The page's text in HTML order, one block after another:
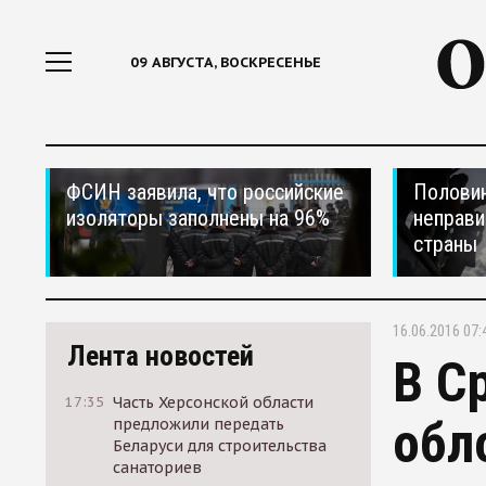
09 АВГУСТА, ВОСКРЕСЕНЬЕ
ФСИН заявила, что российские
изоляторы заполнены на 96%
страны
Лента новостей
17:35 Часть Херсонской области
предложили передать
Беларуси для строительства
санаториев
16.06.2016
В